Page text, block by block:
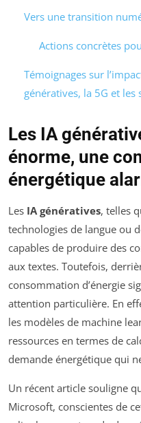
Vers une transition
Actions concrètes
Témoignages sur
génératives, la 5G et les
Les IA
énorme, une
énergétique
Les IA génératives, telles
technologies de langue ou
capables de produire des
aux textes. Toutefois,
consommation d’énergie
attention particulière. En
les modèles de machine
ressources en termes de
demande énergétique qui
Un récent article souligne
Microsoft, conscientes de